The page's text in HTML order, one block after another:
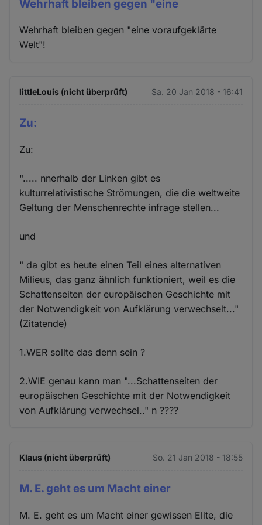
Wehrhaft bleiben gegen "eine
Wehrhaft bleiben gegen "eine voraufgeklärte
Welt"!
littleLouis (nicht überprüft) Sa. 20 Jan 2018 - 16:41
Zu:
Zu:
"..... nnerhalb der Linken gibt es
kulturrelativistische Strömungen, die die weltweite
Geltung der Menschenrechte infrage stellen...
und
" da gibt es heute einen Teil eines alternativen
Milieus, das ganz ähnlich funktioniert, weil es die
Schattenseiten der europäischen Geschichte mit
der Notwendigkeit von Aufklärung verwechselt..."
(Zitatende)
1.WER sollte das denn sein ?
2.WIE genau kann man "...Schattenseiten der
europäischen Geschichte mit der Notwendigkeit
von Aufklärung verwechsel.." n ????
Klaus (nicht überprüft) So. 21 Jan 2018 - 18:55
M. E. geht es um Macht einer
M. E. geht es um Macht einer gewissen Elite, die